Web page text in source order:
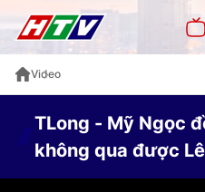
Video
TLong - Mỹ Ngọc
không qua được